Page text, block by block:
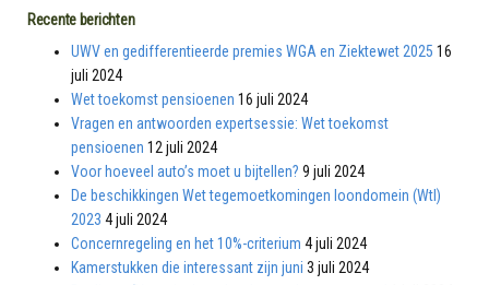
Recente berichten
UWV en gedifferentieerde premies WGA en Ziektewet 2025 16
juli 2024
Wet toekomst pensioenen 16 juli 2024
Vragen en antwoorden expertsessie: Wet toekomst
pensioenen 12 juli 2024
Voor hoeveel auto’s moet u bijtellen? 9 juli 2024
De beschikkingen Wet tegemoetkomingen loondomein (Wtl)
2023 4 juli 2024
Concernregeling en het 10%-criterium 4 juli 2024
Kamerstukken die interessant zijn juni 3 juli 2024